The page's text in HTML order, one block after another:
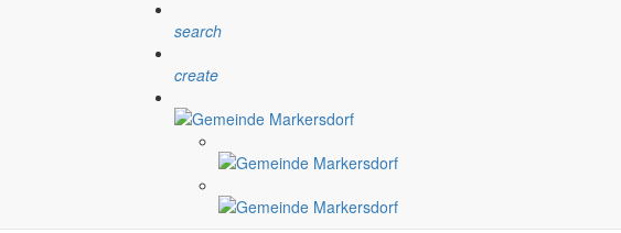
search
create
Satzungen
Verfahrensvorschriften und Gebühren